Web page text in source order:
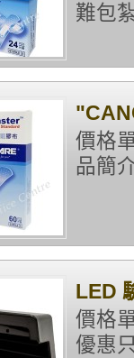
難
價格
品簡
LED
價格
優惠